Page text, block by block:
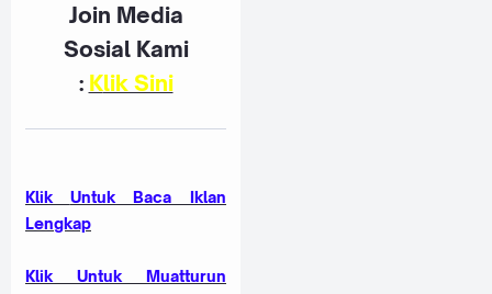
Join Media
Sosial Kami
: Klik Sini
Klik Untuk Baca Iklan
Lengkap
Klik Untuk Muatturun